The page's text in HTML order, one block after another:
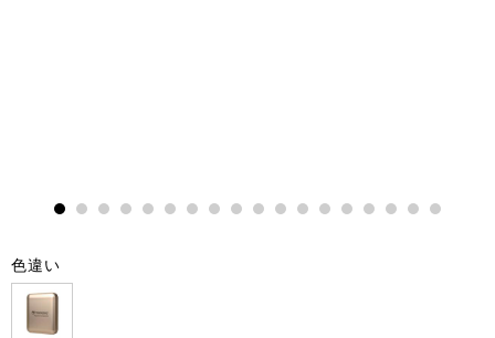
10 11 12 13 14 15 16 17
色違い